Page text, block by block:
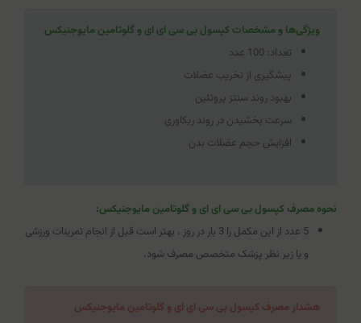
ویژگی‌ها و مشخصات کپسول بی سی ای ای و گلوتامین مایوجنیکس
تعداد: 100 عدد
پیشگیری از تخریب عضلات
بهبود روند سنتز پروتئین
سرعت بخشیدن در روند ریکاوری
افزایش حجم عضلات بدن
نحوه مصرف کپسول بی سی ای ای و گلوتامین مایوجنیکس:
5 عدد از این مکمل را 3 بار در روز ، بهتر است قبل از انجام تمرینات ورزشی
و یا زیر نظر پزشک متخصص مصرف شود.
هشدار مصرف کپسول بی سی ای ای و گلوتامین مایوجنیکس